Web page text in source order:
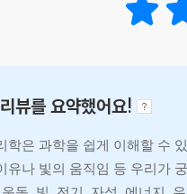
과학, 그 시작은 ‘기본’이다
어려워지고 이해하는 순간 쉬
는다. “왜 공은 떨어질까?”,
그러나 많은 경우, 과학은 ‘질
뷰를 요약했어요!
학은 과학을 쉽게 이해할 수
유나 빛의 움직임 등 우리가